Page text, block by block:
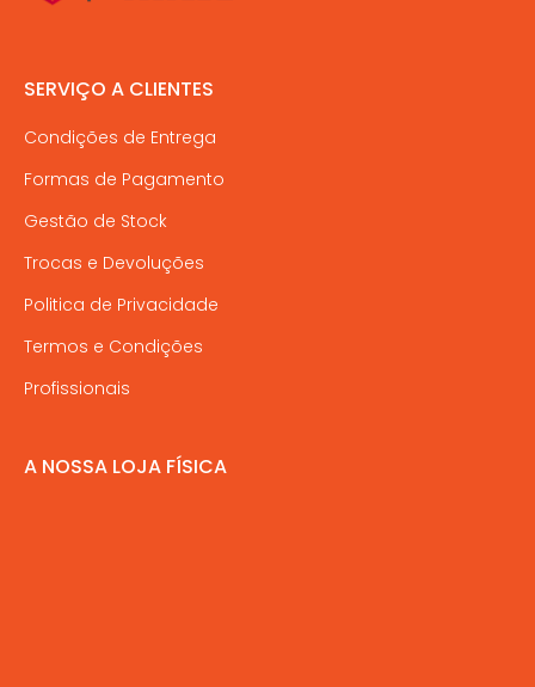
SERVIÇO A CLIENTES
Condições de Entrega
Formas de Pagamento
Gestão de Stock
Trocas e Devoluções
Politica de Privacidade
Termos e Condições
Profissionais
A NOSSA LOJA FÍSICA